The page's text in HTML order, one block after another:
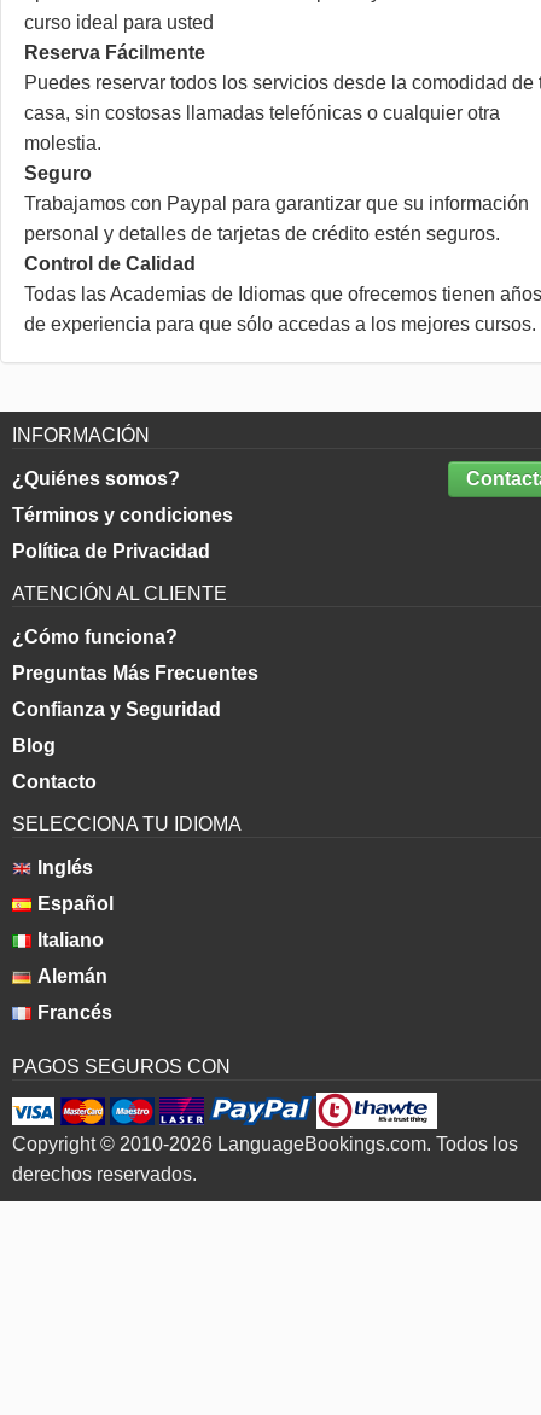
curso ideal para usted
Reserva Fácilmente
Puedes reservar todos los servicios desde la comodidad de
casa, sin costosas llamadas telefónicas o cualquier otra
molestia.
Seguro
Trabajamos con Paypal para garantizar que su información
personal y detalles de tarjetas de crédito estén seguros.
Control de Calidad
Todas las Academias de Idiomas que ofrecemos tienen años
de experiencia para que sólo accedas a los mejores cursos.
INFORMACIÓN
¿Quiénes somos?
Términos y condiciones
Política de Privacidad
ATENCIÓN AL CLIENTE
¿Cómo funciona?
Preguntas Más Frecuentes
Confianza y Seguridad
Blog
Contacto
SELECCIONA TU IDIOMA
Inglés
Español
Italiano
Alemán
Francés
PAGOS SEGUROS CON
Copyright © 2010-2026 LanguageBookings.com. Todos los
derechos reservados.